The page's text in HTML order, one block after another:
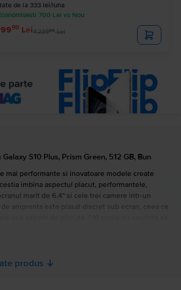
de la 333 lei/luna
700 Lei vs Nou
99 Lei4.23999Lei
S10 Plus, Prism Green, 512 GB, Bun
mai performante si inovatoare modele create
imbina aspectul placut, performantele,
marit de 6.4'' si cele trei camere intr-un
amprenta este plasat discret sub ecran, ceea ce
prin functia prin care poti incarca alt
produs